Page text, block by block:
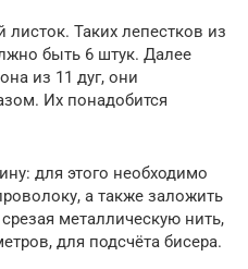
Таких лепестков из
быть 6 штук. Далее
из 11 дуг, они
Их понадобится
для этого необходимо
а также заложить
металлическую нить,
для подсчёта бисера.